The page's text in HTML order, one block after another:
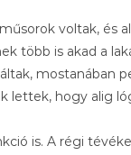
voltak, és
több is akad a
mostanában
lettek, hogy alig
is. A régi